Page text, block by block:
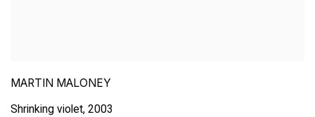
MARTIN MALONEY
Shrinking violet, 2003